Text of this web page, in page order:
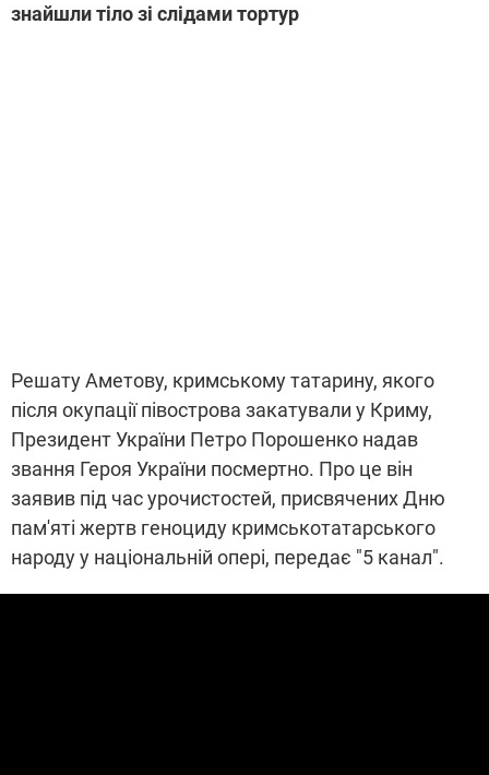
знайшли тіло зі слідами тортур
Решату Аметову, кримському татарину, якого
після окупації півострова закатували у Криму,
Президент України Петро Порошенко надав
звання Героя України посмертно. Про це він
заявив під час урочистостей, присвячених Дню
пам'яті жертв геноциду кримськотатарського
народу у національній опері, передає "5 канал".